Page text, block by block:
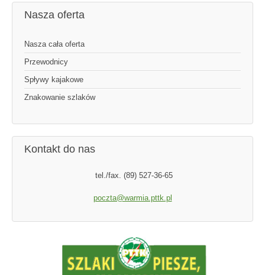
Nasza oferta
Nasza cała oferta
Przewodnicy
Spływy kajakowe
Znakowanie szlaków
Kontakt do nas
tel./fax. (89) 527-36-65
poczta@warmia.pttk.pl